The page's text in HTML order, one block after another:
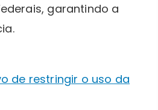
garantindo a
de restringir o uso da